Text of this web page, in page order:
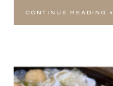
CONTINUE READING »